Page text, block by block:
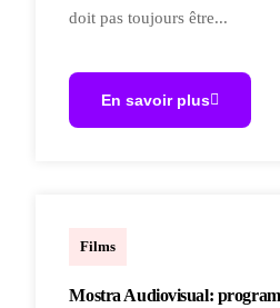
doit pas toujours être...
En savoir plus
Films
Mostra Audiovisual: